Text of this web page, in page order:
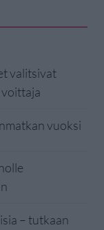
valitsivat
vuoksi
– tutkaan